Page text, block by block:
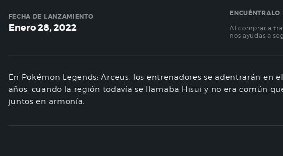
FECHA DE LANZAMIENTO
Enero 28, 2022
ENCUÉNTRALO
Al comprar a
nos ayudas a
En Pokémon Legends: Arceus, los entrenadores se adentrarán en
años, cuando la región todavía se llamaba Hisui y no era común
juntos en armonía.